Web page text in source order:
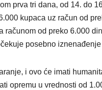
prva tri dana, od 14. do
kupaca uz račun od
računom od preko 6.000
posebno
i ovo će imati
opremu u vrednosti od